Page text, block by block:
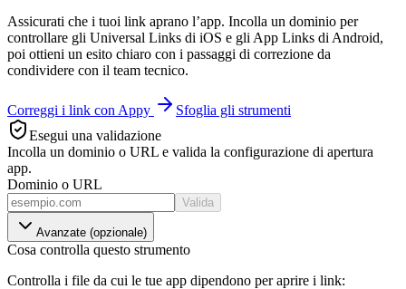
Assicurati che i tuoi link aprano l’app. Incolla un dominio per
controllare gli Universal Links di iOS e gli App Links di Android,
poi ottieni un esito chiaro con i passaggi di correzione da
condividere con il team tecnico.
Correggi i link con Appy
Sfoglia gli strumenti
Esegui una validazione
Incolla un dominio o URL e valida la configurazione di apertura
app.
Dominio o URL
Valida
Avanzate (opzionale)
Cosa controlla questo strumento
Controlla i file da cui le tue app dipendono per aprire i link: